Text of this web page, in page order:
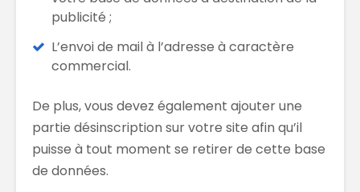
publicité ;
L’envoi de mail à l’adresse à caractère
commercial.
De plus, vous devez également ajouter une
partie désinscription sur votre site afin qu’il
puisse à tout moment se retirer de cette base
de données.